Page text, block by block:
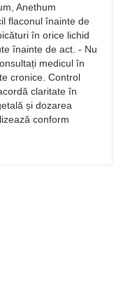
Anethum
flaconul înainte de
în orice lichid
înainte de act. - Nu
medicul în
cronice. Control
claritate în
și dozarea
conform